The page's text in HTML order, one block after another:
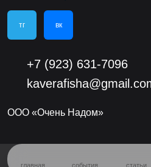
тг вк
+7 (923) 631-7096
ООО «Очень Надом»
главная события статьи